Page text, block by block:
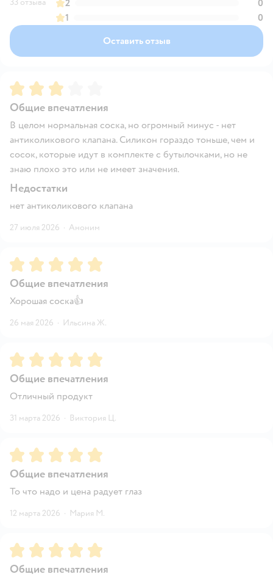
33 отзыва
2
0
1
0
Оставить отзыв
Рейтинг:3
Общие впечатления
В целом нормальная соска, но огромный минус - нет
антиколикового клапана. Силикон гораздо тоньше, чем и
сосок, которые идут в комплекте с бутылочками, но не
знаю плохо это или не имеет значения.
Недостатки
нет антиколикового клапана
27 июля 2026 · Аноним
Рейтинг:5
Общие впечатления
Хорошая соска👍
26 мая 2026 · Ильсина Ж.
Рейтинг:5
Общие впечатления
Отличный продукт
31 марта 2026 · Виктория Ц.
Рейтинг:5
Общие впечатления
То что надо и цена радует глаз
12 марта 2026 · Мария М.
Рейтинг:5
Общие впечатления